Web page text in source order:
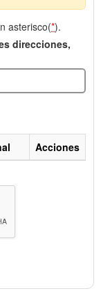
asterisco(*).
direcciones,
Acciones